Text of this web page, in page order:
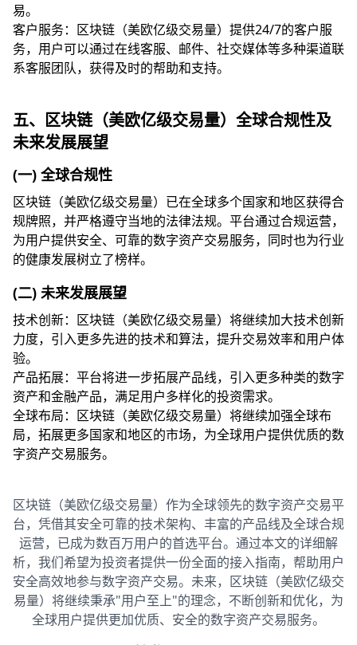
易。
客户服务：区块链（美欧亿级交易量）提供24/7的客户服
务，用户可以通过在线客服、邮件、社交媒体等多种渠道联
系客服团队，获得及时的帮助和支持。
五、区块链（美欧亿级交易量）全球合规性及
未来发展展望
(一) 全球合规性
区块链（美欧亿级交易量）已在全球多个国家和地区获得合
规牌照，并严格遵守当地的法律法规。平台通过合规运营，
为用户提供安全、可靠的数字资产交易服务，同时也为行业
的健康发展树立了榜样。
(二) 未来发展展望
技术创新：区块链（美欧亿级交易量）将继续加大技术创新
力度，引入更多先进的技术和算法，提升交易效率和用户体
验。
产品拓展：平台将进一步拓展产品线，引入更多种类的数字
资产和金融产品，满足用户多样化的投资需求。
全球布局：区块链（美欧亿级交易量）将继续加强全球布
局，拓展更多国家和地区的市场，为全球用户提供优质的数
字资产交易服务。
区块链（美欧亿级交易量）作为全球领先的数字资产交易平
台，凭借其安全可靠的技术架构、丰富的产品线及全球合规
运营，已成为数百万用户的首选平台。通过本文的详细解
析，我们希望为投资者提供一份全面的接入指南，帮助用户
安全高效地参与数字资产交易。未来，区块链（美欧亿级交
易量）将继续秉承"用户至上"的理念，不断创新和优化，为
全球用户提供更加优质、安全的数字资产交易服务。